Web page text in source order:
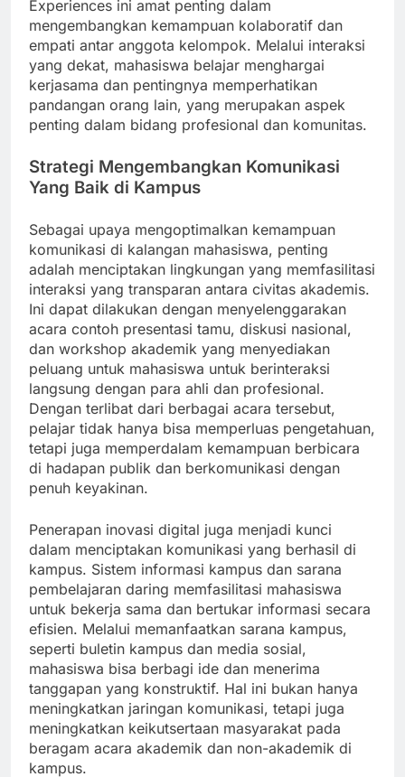
Experiences ini amat penting dalam
mengembangkan kemampuan kolaboratif dan
empati antar anggota kelompok. Melalui interaksi
yang dekat, mahasiswa belajar menghargai
kerjasama dan pentingnya memperhatikan
pandangan orang lain, yang merupakan aspek
penting dalam bidang profesional dan komunitas.
Strategi Mengembangkan Komunikasi
Yang Baik di Kampus
Sebagai upaya mengoptimalkan kemampuan
komunikasi di kalangan mahasiswa, penting
adalah menciptakan lingkungan yang memfasilitasi
interaksi yang transparan antara civitas akademis.
Ini dapat dilakukan dengan menyelenggarakan
acara contoh presentasi tamu, diskusi nasional,
dan workshop akademik yang menyediakan
peluang untuk mahasiswa untuk berinteraksi
langsung dengan para ahli dan profesional.
Dengan terlibat dari berbagai acara tersebut,
pelajar tidak hanya bisa memperluas pengetahuan,
tetapi juga memperdalam kemampuan berbicara
di hadapan publik dan berkomunikasi dengan
penuh keyakinan.
Penerapan inovasi digital juga menjadi kunci
dalam menciptakan komunikasi yang berhasil di
kampus. Sistem informasi kampus dan sarana
pembelajaran daring memfasilitasi mahasiswa
untuk bekerja sama dan bertukar informasi secara
efisien. Melalui memanfaatkan sarana kampus,
seperti buletin kampus dan media sosial,
mahasiswa bisa berbagi ide dan menerima
tanggapan yang konstruktif. Hal ini bukan hanya
meningkatkan jaringan komunikasi, tetapi juga
meningkatkan keikutsertaan masyarakat pada
beragam acara akademik dan non-akademik di
kampus.